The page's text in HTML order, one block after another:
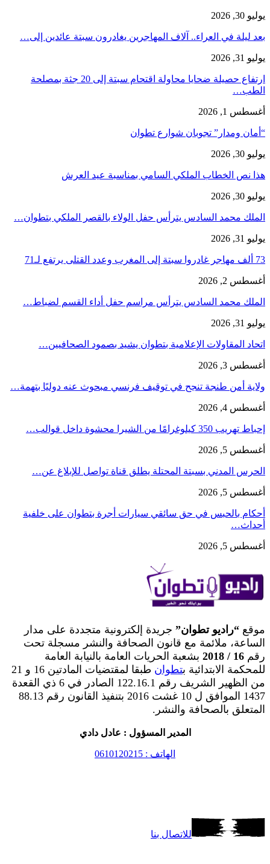
يوليو 30, 2026
بعد ليلة في العراء.. آلاف المهاجرين يغادرون سبتة عائدين إلى…
يوليو 31, 2026
ارتفاع حصيلة ضحايا محاولة اقتحام سبتة إلى 20 جثة بمصلحة
الطب…
أغسطس 1, 2026
“أمان ومدار” تجوبان شوارع تطوان
يوليو 30, 2026
هذا نص الخطاب الملكي السامي بمناسبة عيد العرش
يوليو 30, 2026
الملك محمد السادس يترأس حفل الولاء بالقصر الملكي بتطوان…
يوليو 31, 2026
73 ألف مهاجر غادروا سبتة إلى المغرب وعدد القتلى يرتفع لـ71
أغسطس 2, 2026
الملك محمد السادس يترأس مراسم حفل أداء القسم لضباط…
يوليو 31, 2026
اتحاد المقاولات الإعلامية بتطوان يشيد بصمود الصحافيين…
أغسطس 3, 2026
ولاية أمن طنجة تنجح في توقيف فرنسي مبحوث عنه دوليًا بتهمة…
أغسطس 4, 2026
إحباط تهريب 350 كيلوغرامًا من الشيرا محشوة داخل قوالب…
أغسطس 5, 2026
الحرس المدني بسبتة المحتلة يطلق قناة تواصل للإبلاغ عن…
أغسطس 5, 2026
أحكام بالحبس في حق سائقي سيارات أجرة بتطوان على خلفية
أحداث…
أغسطس 5, 2026
موقع “راديو تطوان” جريدة إلكترونية متجددة على مدار
الساعة، ملائمة مع قانون الصحافة والنشر مسجلة تحت
رقم 16 / 2018
بشعبة الحريات العامة بالنيابة العامة
للمحكمة الابتدائية بتطوان
طبقا لمقتضيات المادتين 16 و 21
من الظهير الشريف رقم 122.16.1 الصادر في 6 ذي القعدة
1437 الموافق ل 10 غشت 2016 بتنفيذ القانون رقم 88.13
المتعلق بالصحافة والنشر.
المدير المسؤول : عادل دادي
الهاتف : 0610120215
للاتصال بنا